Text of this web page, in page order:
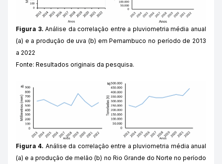
Figura 3. Análise da correlação entre a pluviometria média anual
(a) e a produção de uva (b) em Pernambuco no período de 2013
a 2022
Fonte: Resultados originais da pesquisa.
Figura 4. Análise da correlação entre a pluviometria média anual
(a) e a produção de melão (b) no Rio Grande do Norte no período